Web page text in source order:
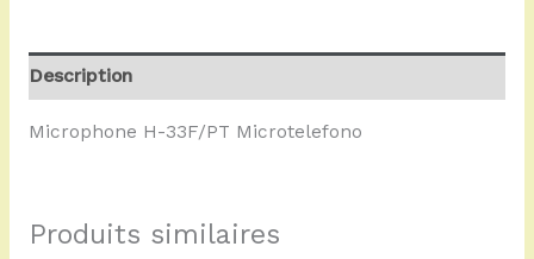
Description
Microphone H-33F/PT Microtelefono
Produits similaires